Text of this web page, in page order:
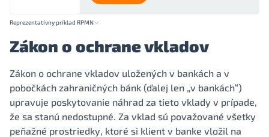
Reprezentatívny príklad RPMN
Zákon o ochrane vkladov
Zákon o ochrane vkladov uložených v bankách a v
pobočkách zahraničných bánk (ďalej len „v bankách“)
upravuje poskytovanie náhrad za tieto vklady v prípade,
že sa stanú nedostupné. Za vklad sú považované všetky
peňažné prostriedky, ktoré si klient v banke vložil na